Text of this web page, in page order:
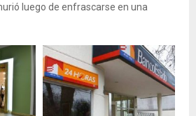
luego de enfrascarse en una